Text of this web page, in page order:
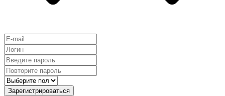
Зарегистрироваться